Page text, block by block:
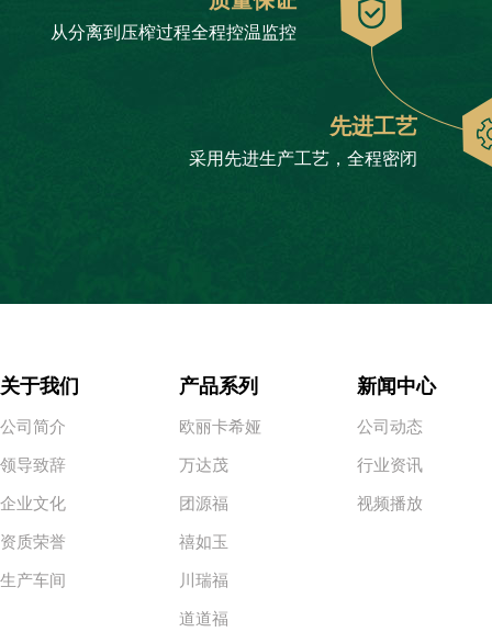
从分离到压榨过程全程控温监控
先进工艺
采用先进生产工艺，全程密闭
关于我们
公司简介
领导致辞
企业文化
资质荣誉
生产车间
产品系列
欧丽卡希娅
万达茂
团源福
禧如玉
川瑞福
道道福
新闻中心
公司动态
行业资讯
视频播放